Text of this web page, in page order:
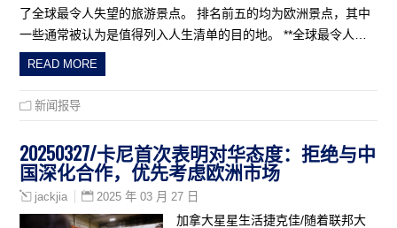
了全球最令人失望的旅游景点。 排名前五的均为欧洲景点，其中
一些通常被认为是值得列入人生清单的目的地。 **全球最令人…
READ MORE
新闻报导
20250327/卡尼首次表明对华态度：拒绝与中
国深化合作，优先考虑欧洲市场
jackjia 2025 年 03 月 27 日
加拿大星星生活捷克佳/随着联邦大